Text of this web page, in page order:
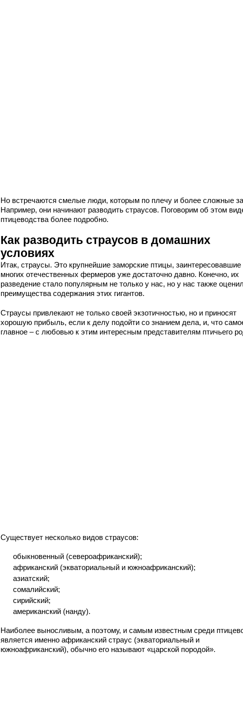
Но встречаются смелые люди, которым по плечу и более сложные
Например, они начинают разводить страусов. Поговорим об этом
птицеводства более подробно.
Как разводить страусов в домашних
условиях
Итак, страусы. Это крупнейшие заморские птицы, заинтересовавшие
многих отечественных фермеров уже достаточно давно. Конечно, их
разведение стало популярным не только у нас, но у нас также
преимущества содержания этих гигантов.
Страусы привлекают не только своей экзотичностью, но и приносят
хорошую прибыль, если к делу подойти со знанием дела, и, что
главное – с любовью к этим интересным представителям птичьего
Существует несколько видов страусов:
обыкновенный (североафриканский);
африканский (экваториальный и южноафриканский);
азиатский;
сомалийский;
сирийский;
американский (нанду).
Наиболее выносливым, а поэтому, и самым известным среди
является именно африканский страус (экваториальный и
южноафриканский), обычно его называют «царской породой».